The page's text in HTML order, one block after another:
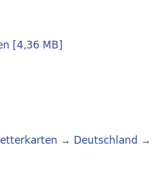
[4,36 MB]
→ Deutschland →